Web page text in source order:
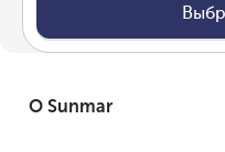
О Sunmar